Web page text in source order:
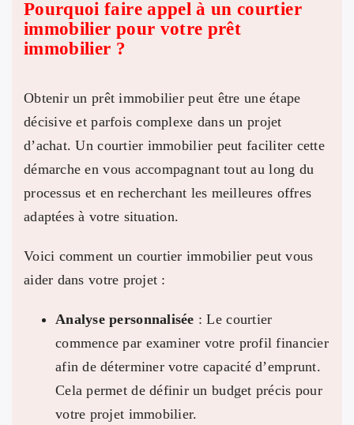
Pourquoi faire appel à un courtier
immobilier pour votre prêt
immobilier ?
Obtenir un prêt immobilier peut être une étape
décisive et parfois complexe dans un projet
d’achat. Un courtier immobilier peut faciliter cette
démarche en vous accompagnant tout au long du
processus et en recherchant les meilleures offres
adaptées à votre situation.
Voici comment un courtier immobilier peut vous
aider dans votre projet :
Analyse personnalisée : Le courtier
commence par examiner votre profil financier
afin de déterminer votre capacité d’emprunt.
Cela permet de définir un budget précis pour
votre projet immobilier.